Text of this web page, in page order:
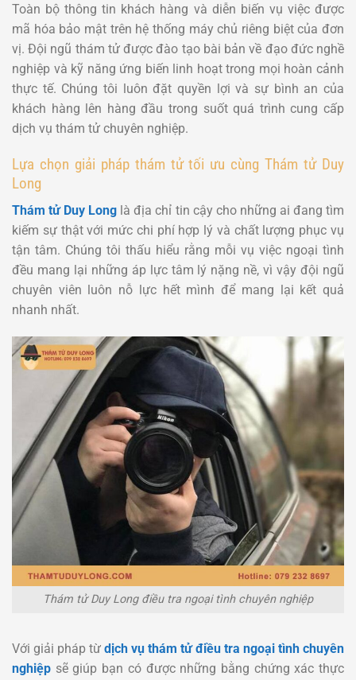
Toàn bộ thông tin khách hàng và diễn biến vụ việc được
mã hóa bảo mật trên hệ thống máy chủ riêng biệt của đơn
vị. Đội ngũ thám tử được đào tạo bài bản về đạo đức nghề
nghiệp và kỹ năng ứng biến linh hoạt trong mọi hoàn cảnh
thực tế. Chúng tôi luôn đặt quyền lợi và sự bình an của
khách hàng lên hàng đầu trong suốt quá trình cung cấp
dịch vụ thám tử chuyên nghiệp.
Lựa chọn giải pháp thám tử tối ưu cùng Thám tử Duy
Long
Thám tử Duy Long là địa chỉ tin cậy cho những ai đang tìm
kiếm sự thật với mức chi phí hợp lý và chất lượng phục vụ
tận tâm. Chúng tôi thấu hiểu rằng mỗi vụ việc ngoại tình
đều mang lại những áp lực tâm lý nặng nề, vì vậy đội ngũ
chuyên viên luôn nỗ lực hết mình để mang lại kết quả
nhanh nhất.
Thám tử Duy Long điều tra ngoại tình chuyên nghiệp
Với giải pháp từ dịch vụ thám tử điều tra ngoại tình chuyên
nghiệp sẽ giúp bạn có được những bằng chứng xác thực